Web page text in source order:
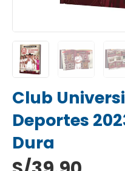
Club
Deportes
Dura